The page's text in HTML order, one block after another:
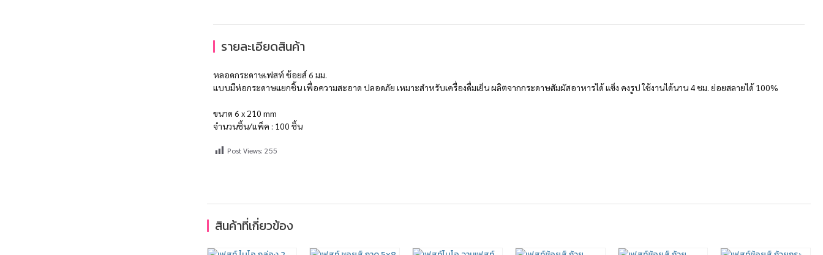
รายละเอียดสินค้า
หลอดกระดาษเฟสท์ ช้อยส์ 6 มม.
แบบมีห่อกระดาษแยกชิ้น เพื่อความสะอาด ปลอดภัย เหมาะสำหรับเครื่องดื่มเย็น ผลิตจากกระดาษสัมผัสอาหารได้ แข็ง คงรูป ใช้งานได้นาน 4 ชม. ย่อยสลายได้ 100%
ขนาด 6 x 210 mm
จำนวนชิ้น/แพ็ค : 100 ชิ้น
Post Views: 255
สินค้าที่เกี่ยวข้อง